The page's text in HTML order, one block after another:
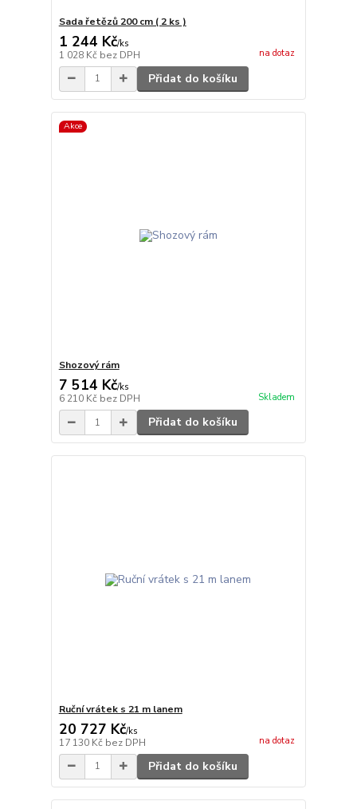
Sada řetězů 200 cm ( 2 ks )
1 244 Kč/ks
1 028 Kč bez DPH na dotaz
Přidat do košíku
Akce
Shozový rám
7 514 Kč/ks
6 210 Kč bez DPH Skladem
Přidat do košíku
Ruční vrátek s 21 m lanem
20 727 Kč/ks
17 130 Kč bez DPH na dotaz
Přidat do košíku